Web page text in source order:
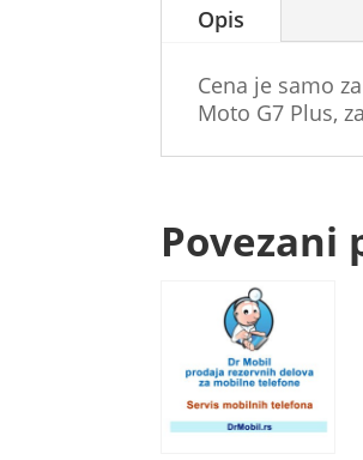
Opis
Cena je samo
Moto G7 Plus,
Povezani